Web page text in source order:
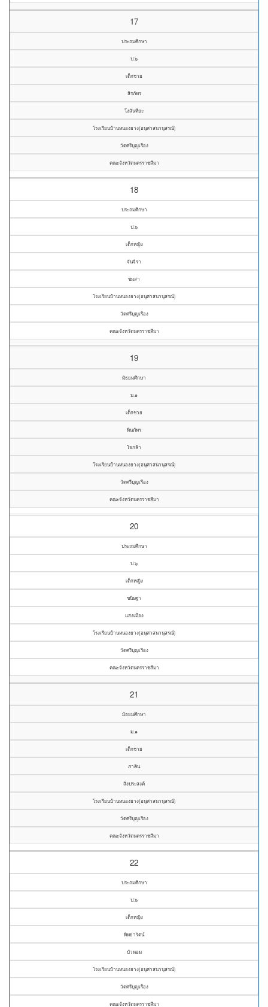
17
ประถมศึกษา
ป.๖
เด็กชาย
สิรภัทร
โงสันทียะ
โรงเรียนบ้านหนองยาง(อนุศาสนานุสรณ์)
วัดศรีบุญเรือง
คณะจังหวัดนครราชสีมา
18
ประถมศึกษา
ป.๖
เด็กหญิง
จันจิรา
ชมสา
โรงเรียนบ้านหนองยาง(อนุศาสนานุสรณ์)
วัดศรีบุญเรือง
คณะจังหวัดนครราชสีมา
19
มัธยมศึกษา
ม.๑
เด็กชาย
ทินภัทร
ใจกล้า
โรงเรียนบ้านหนองยาง(อนุศาสนานุสรณ์)
วัดศรีบุญเรือง
คณะจังหวัดนครราชสีมา
20
ประถมศึกษา
ป.๖
เด็กหญิง
ขนิษฐา
แสงเมือง
โรงเรียนบ้านหนองยาง(อนุศาสนานุสรณ์)
วัดศรีบุญเรือง
คณะจังหวัดนครราชสีมา
21
มัธยมศึกษา
ม.๑
เด็กชาย
ภาคิน
สิ่งประสงค์
โรงเรียนบ้านหนองยาง(อนุศาสนานุสรณ์)
วัดศรีบุญเรือง
คณะจังหวัดนครราชสีมา
22
ประถมศึกษา
ป.๖
เด็กหญิง
พิทยารัตน์
บัวหอม
โรงเรียนบ้านหนองยาง(อนุศาสนานุสรณ์)
วัดศรีบุญเรือง
คณะจังหวัดนครราชสีมา